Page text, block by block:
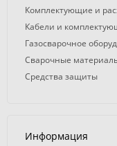
Комплектующие и
Кабели и
Газосварочное
Сварочные
Средства защиты
Информация